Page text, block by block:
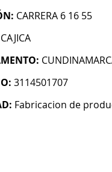
CARRERA 6 16 55
CAJICA
3114501707
Fabricacion de